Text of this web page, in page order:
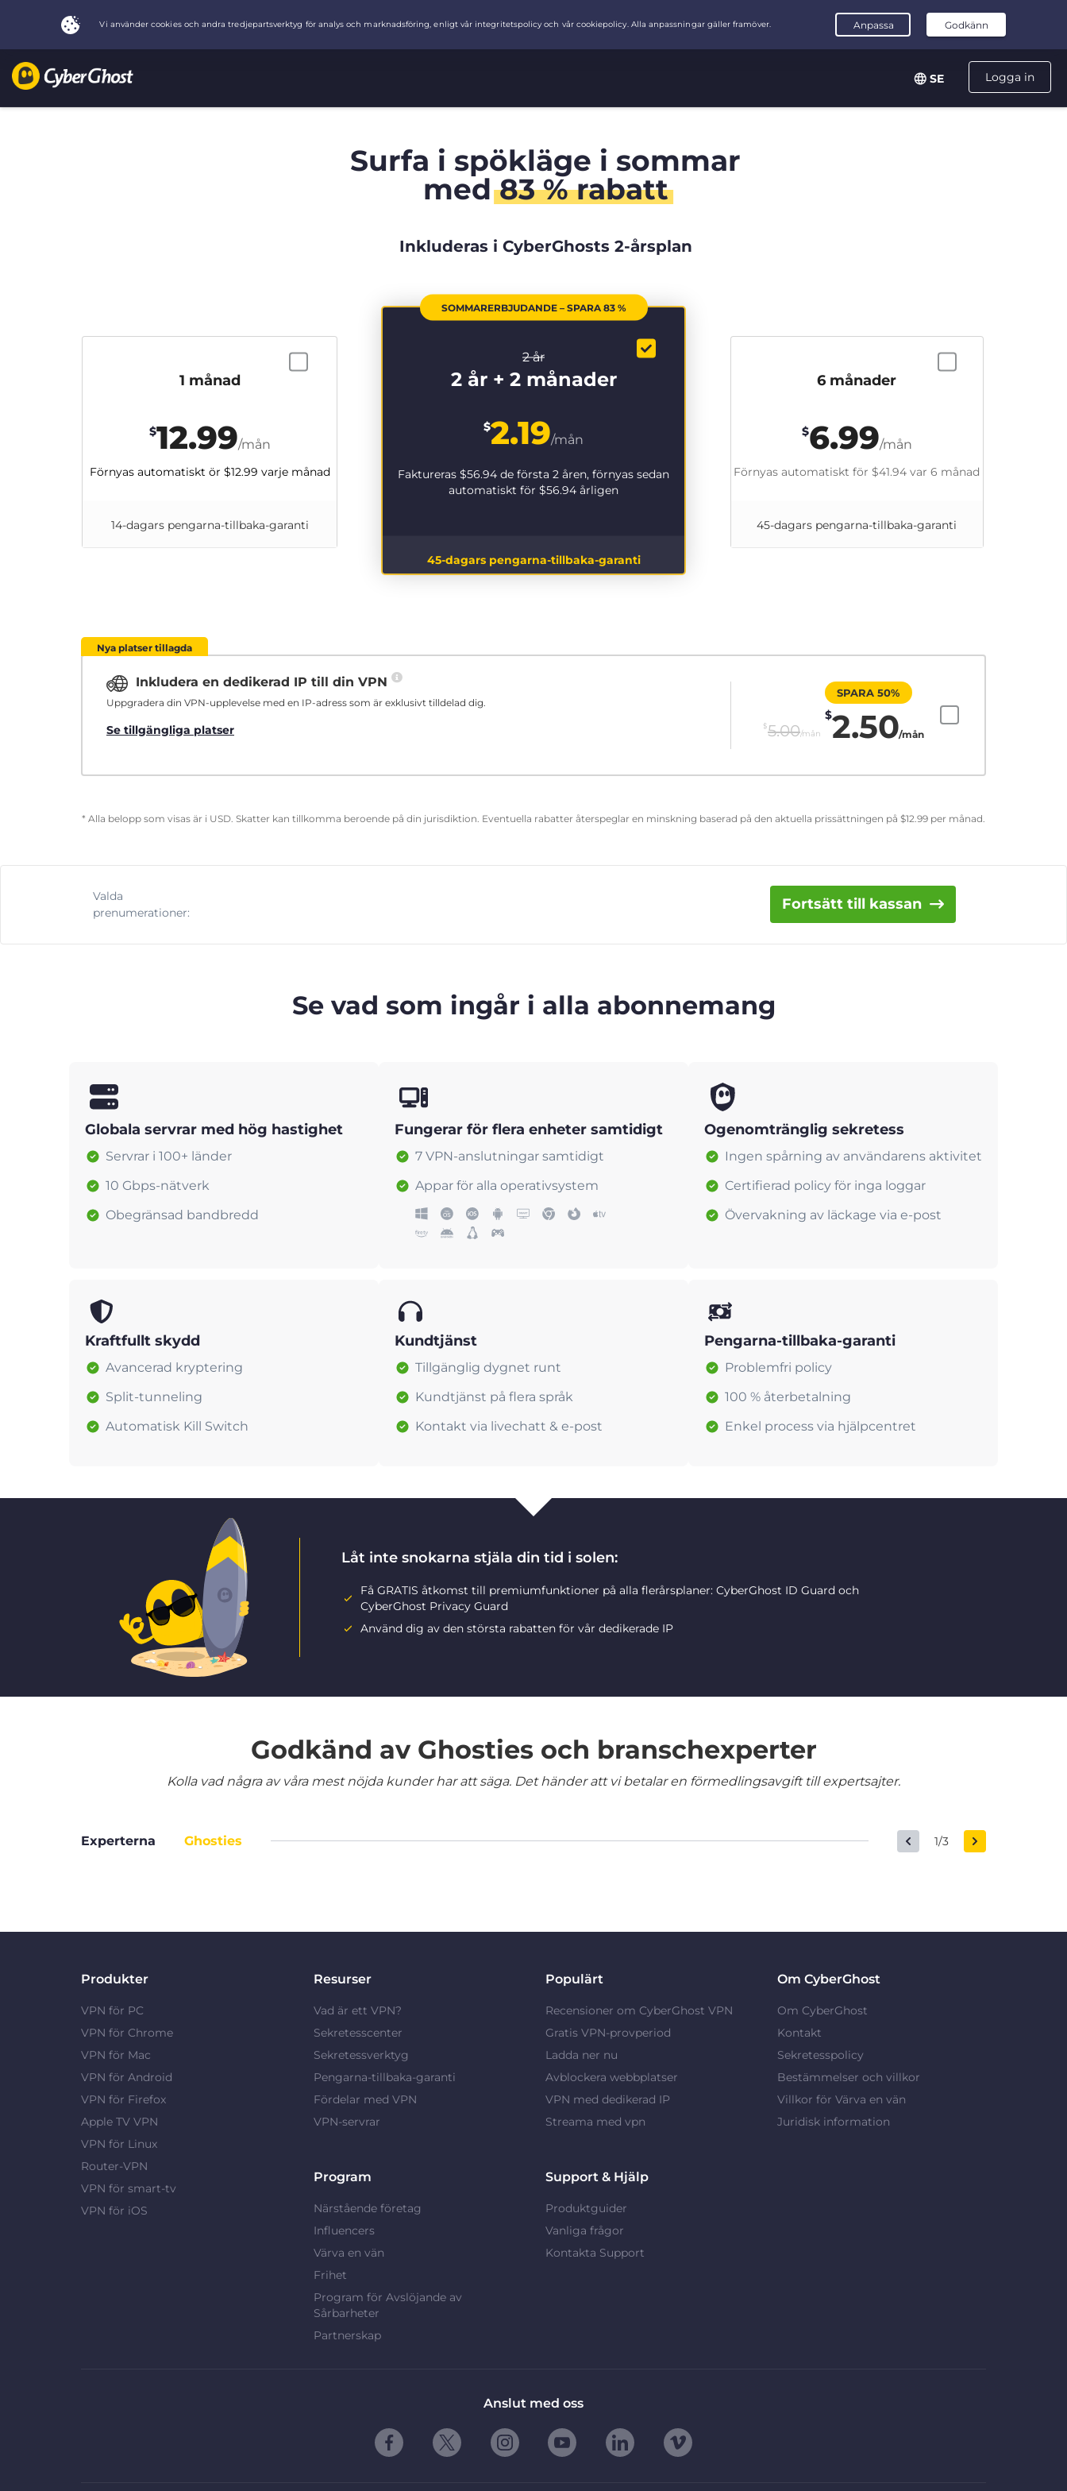
Logga in
SE
Surfa i spökläge i sommar
med83 % rabatt
Inkluderas i CyberGhosts 2-årsplan
SOMMARERBJUDANDE – SPARA 83 %
2 år
2 år + 2 månader
$2.19/mån
Faktureras $56.94 de första 2 åren, förnyas sedan
automatiskt för $56.94 årligen
45-dagars pengarna-tillbaka-garanti
6 månader
$6.99/mån
Förnyas automatiskt för $41.94 var 6 månad
45-dagars pengarna-tillbaka-garanti
1 månad
$12.99/mån
Förnyas automatiskt ör $12.99 varje månad
14-dagars pengarna-tillbaka-garanti
Nya platser tillagda
Inkludera en dedikerad IP till din VPN
Uppgradera din VPN-upplevelse med en IP-adress som är exklusivt tilldelad dig.
Se tillgängliga platser $5.00/mån
SPARA 50%
$2.50/mån
* Alla belopp som visas är i USD. Skatter kan tillkomma beroende på din jurisdiktion. Eventuella rabatter återspeglar en minskning baserad på den aktuella prissättningen på $12.99 per månad.
Valda
prenumerationer:
Fortsätt till kassan
Se vad som ingår i alla abonnemang
Globala servrar med hög hastighet
Servrar i 100+ länder
10 Gbps-nätverk
Obegränsad bandbredd
Fungerar för flera enheter samtidigt
7 VPN-anslutningar samtidigt
Appar för alla operativsystem
Ogenomtränglig sekretess
Ingen spårning av användarens aktivitet
Certifierad policy för inga loggar
Övervakning av läckage via e-post
Kraftfullt skydd
Avancerad kryptering
Split-tunneling
Automatisk Kill Switch
Kundtjänst
Tillgänglig dygnet runt
Kundtjänst på flera språk
Kontakt via livechatt & e-post
Pengarna-tillbaka-garanti
Problemfri policy
100 % återbetalning
Enkel process via hjälpcentret
Låt inte snokarna stjäla din tid i solen:
Få GRATIS åtkomst till premiumfunktioner på alla flerårsplaner: CyberGhost ID Guard och
CyberGhost Privacy Guard
Använd dig av den största rabatten för vår dedikerade IP
Godkänd av Ghosties och branschexperter
Kolla vad några av våra mest nöjda kunder har att säga. Det händer att vi betalar en förmedlingsavgift till expertsajter.
Experterna Ghosties 1/3
Produkter
VPN för PC
VPN för Chrome
VPN för Mac
VPN för Android
VPN för Firefox
Apple TV VPN
VPN för Linux
Router-VPN
VPN för smart-tv
VPN för iOS
Resurser
Vad är ett VPN?
Sekretesscenter
Sekretessverktyg
Pengarna-tillbaka-garanti
Fördelar med VPN
VPN-servrar
Populärt
Recensioner om CyberGhost VPN
Gratis VPN-provperiod
Ladda ner nu
Avblockera webbplatser
VPN med dedikerad IP
Streama med vpn
Om CyberGhost
Om CyberGhost
Kontakt
Sekretesspolicy
Bestämmelser och villkor
Villkor för Värva en vän
Juridisk information
Program
Närstående företag
Influencers
Värva en vän
Frihet
Program för Avslöjande av
Sårbarheter
Partnerskap
Support & Hjälp
Produktguider
Vanliga frågor
Kontakta Support
Anslut med oss